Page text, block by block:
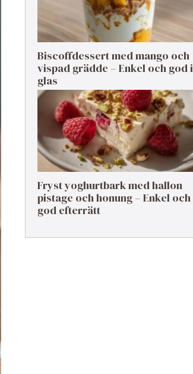
Biscoffdessert med mango och
vispad grädde – Enkel och god i
glas
Fryst yoghurtbark med hallon
pistage och honung – Enkel och
god efterrätt